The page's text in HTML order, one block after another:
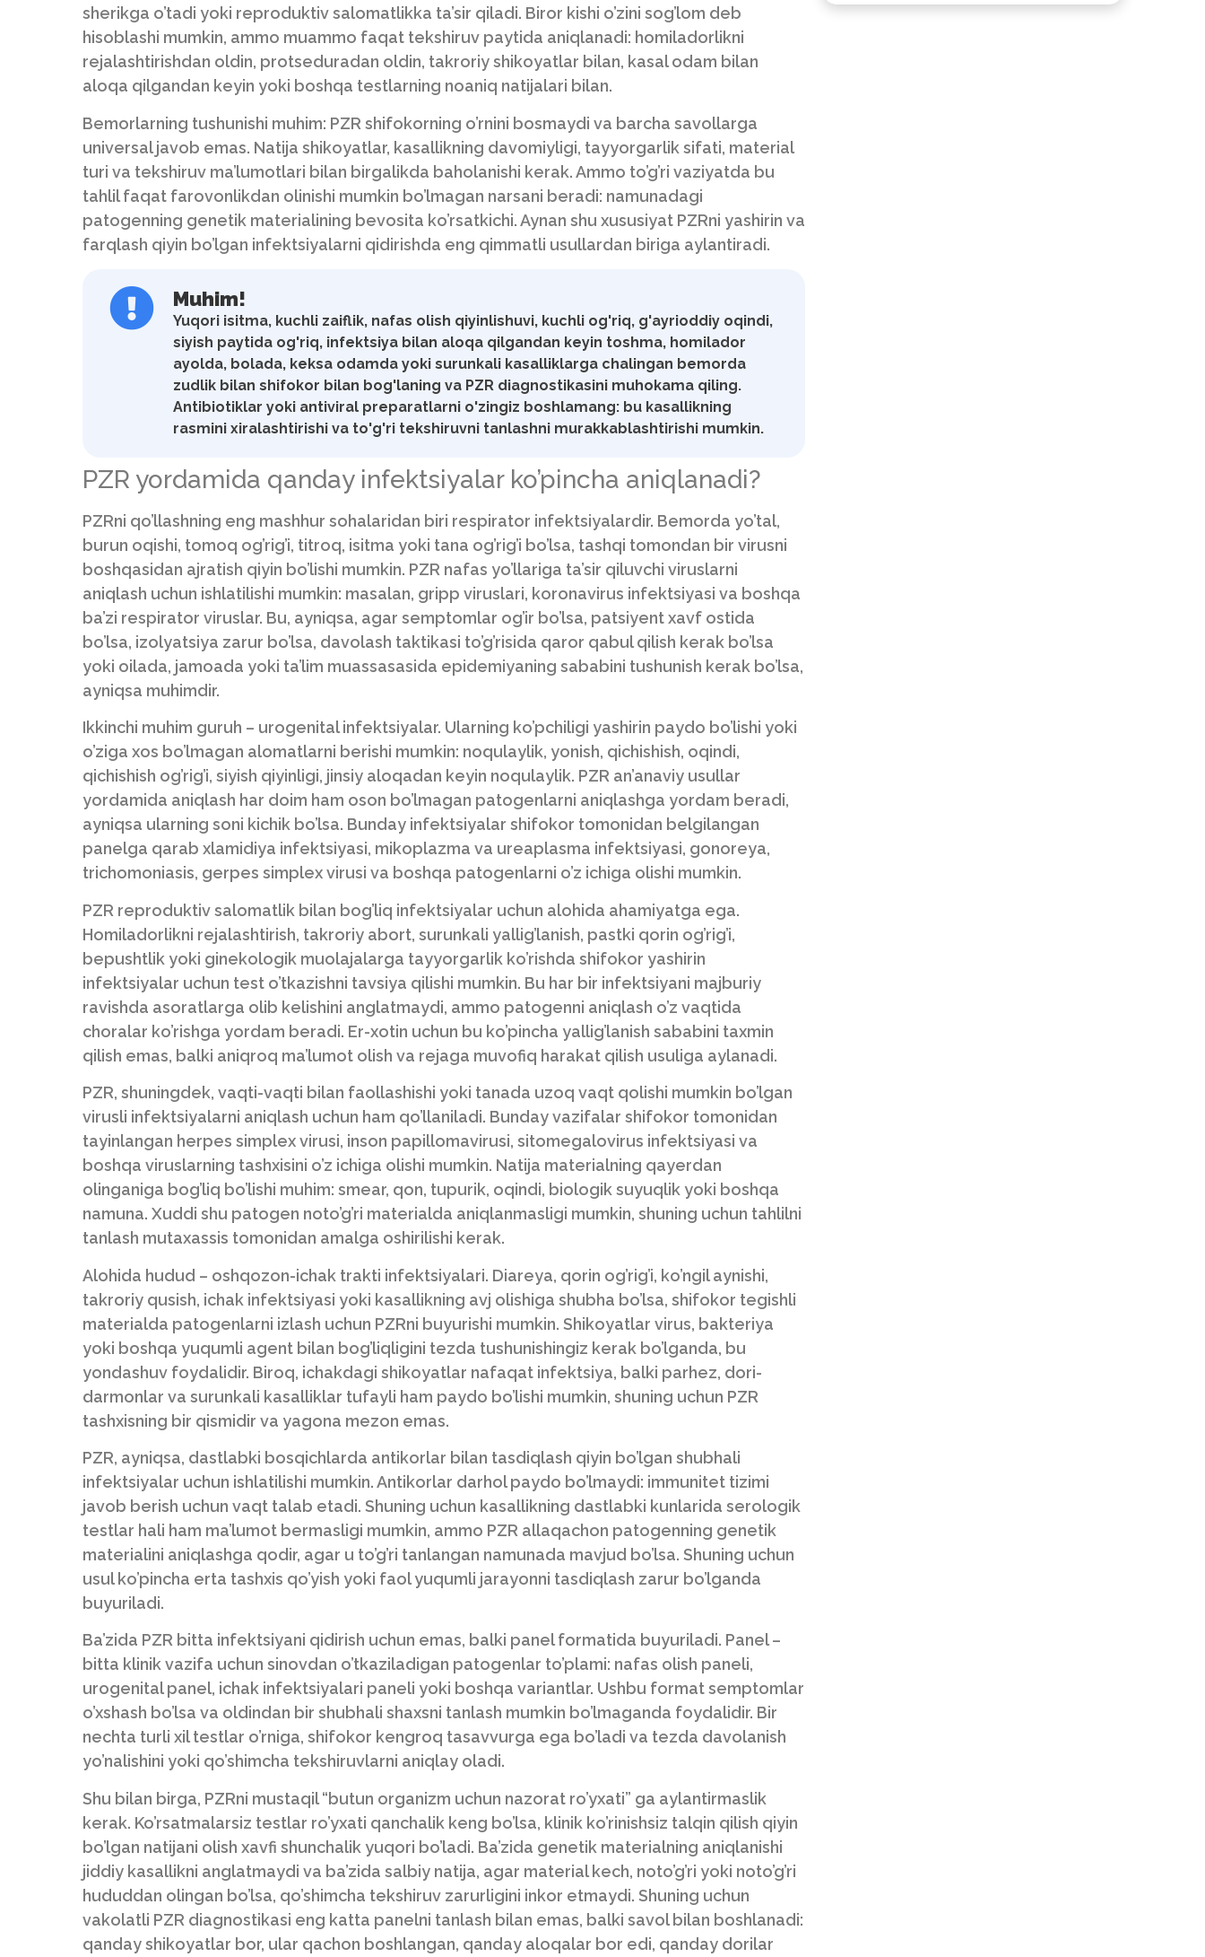
sherikga o’tadi yoki reproduktiv salomatlikka ta’sir qiladi. Biror kishi o’zini sog’lom deb
hisoblashi mumkin, ammo muammo faqat tekshiruv paytida aniqlanadi: homiladorlikni
rejalashtirishdan oldin, protseduradan oldin, takroriy shikoyatlar bilan, kasal odam bilan
aloqa qilgandan keyin yoki boshqa testlarning noaniq natijalari bilan.
Bemorlarning tushunishi muhim: PZR shifokorning o’rnini bosmaydi va barcha savollarga
universal javob emas. Natija shikoyatlar, kasallikning davomiyligi, tayyorgarlik sifati, material
turi va tekshiruv ma’lumotlari bilan birgalikda baholanishi kerak. Ammo to’g’ri vaziyatda bu
tahlil faqat farovonlikdan olinishi mumkin bo’lmagan narsani beradi: namunadagi
patogenning genetik materialining bevosita ko’rsatkichi. Aynan shu xususiyat PZRni yashirin va
farqlash qiyin bo’lgan infektsiyalarni qidirishda eng qimmatli usullardan biriga aylantiradi.
Muhim!
Yuqori isitma, kuchli zaiflik, nafas olish qiyinlishuvi, kuchli og'riq, g'ayrioddiy oqindi,
siyish paytida og'riq, infektsiya bilan aloqa qilgandan keyin toshma, homilador
ayolda, bolada, keksa odamda yoki surunkali kasalliklarga chalingan bemorda
zudlik bilan shifokor bilan bog'laning va PZR diagnostikasini muhokama qiling.
Antibiotiklar yoki antiviral preparatlarni o'zingiz boshlamang: bu kasallikning
rasmini xiralashtirishi va to'g'ri tekshiruvni tanlashni murakkablashtirishi mumkin.
PZR yordamida qanday infektsiyalar ko’pincha aniqlanadi?
PZRni qo’llashning eng mashhur sohalaridan biri respirator infektsiyalardir. Bemorda yo’tal,
burun oqishi, tomoq og’rig’i, titroq, isitma yoki tana og’rig’i bo’lsa, tashqi tomondan bir virusni
boshqasidan ajratish qiyin bo’lishi mumkin. PZR nafas yo’llariga ta’sir qiluvchi viruslarni
aniqlash uchun ishlatilishi mumkin: masalan, gripp viruslari, koronavirus infektsiyasi va boshqa
ba’zi respirator viruslar. Bu, ayniqsa, agar semptomlar og’ir bo’lsa, patsiyent xavf ostida
bo’lsa, izolyatsiya zarur bo’lsa, davolash taktikasi to’g’risida qaror qabul qilish kerak bo’lsa
yoki oilada, jamoada yoki ta’lim muassasasida epidemiyaning sababini tushunish kerak bo’lsa,
ayniqsa muhimdir.
Ikkinchi muhim guruh – urogenital infektsiyalar. Ularning ko’pchiligi yashirin paydo bo’lishi yoki
o’ziga xos bo’lmagan alomatlarni berishi mumkin: noqulaylik, yonish, qichishish, oqindi,
qichishish og’rig’i, siyish qiyinligi, jinsiy aloqadan keyin noqulaylik. PZR an’anaviy usullar
yordamida aniqlash har doim ham oson bo’lmagan patogenlarni aniqlashga yordam beradi,
ayniqsa ularning soni kichik bo’lsa. Bunday infektsiyalar shifokor tomonidan belgilangan
panelga qarab xlamidiya infektsiyasi, mikoplazma va ureaplasma infektsiyasi, gonoreya,
trichomoniasis, gerpes simplex virusi va boshqa patogenlarni o’z ichiga olishi mumkin.
PZR reproduktiv salomatlik bilan bog’liq infektsiyalar uchun alohida ahamiyatga ega.
Homiladorlikni rejalashtirish, takroriy abort, surunkali yallig’lanish, pastki qorin og’rig’i,
bepushtlik yoki ginekologik muolajalarga tayyorgarlik ko’rishda shifokor yashirin
infektsiyalar uchun test o’tkazishni tavsiya qilishi mumkin. Bu har bir infektsiyani majburiy
ravishda asoratlarga olib kelishini anglatmaydi, ammo patogenni aniqlash o’z vaqtida
choralar ko’rishga yordam beradi. Er-xotin uchun bu ko’pincha yallig’lanish sababini taxmin
qilish emas, balki aniqroq ma’lumot olish va rejaga muvofiq harakat qilish usuliga aylanadi.
PZR, shuningdek, vaqti-vaqti bilan faollashishi yoki tanada uzoq vaqt qolishi mumkin bo’lgan
virusli infektsiyalarni aniqlash uchun ham qo’llaniladi. Bunday vazifalar shifokor tomonidan
tayinlangan herpes simplex virusi, inson papillomavirusi, sitomegalovirus infektsiyasi va
boshqa viruslarning tashxisini o’z ichiga olishi mumkin. Natija materialning qayerdan
olinganiga bog’liq bo’lishi muhim: smear, qon, tupurik, oqindi, biologik suyuqlik yoki boshqa
namuna. Xuddi shu patogen noto’g’ri materialda aniqlanmasligi mumkin, shuning uchun tahlilni
tanlash mutaxassis tomonidan amalga oshirilishi kerak.
Alohida hudud – oshqozon-ichak trakti infektsiyalari. Diareya, qorin og’rig’i, ko’ngil aynishi,
takroriy qusish, ichak infektsiyasi yoki kasallikning avj olishiga shubha bo’lsa, shifokor tegishli
materialda patogenlarni izlash uchun PZRni buyurishi mumkin. Shikoyatlar virus, bakteriya
yoki boshqa yuqumli agent bilan bog’liqligini tezda tushunishingiz kerak bo’lganda, bu
yondashuv foydalidir. Biroq, ichakdagi shikoyatlar nafaqat infektsiya, balki parhez, dori-
darmonlar va surunkali kasalliklar tufayli ham paydo bo’lishi mumkin, shuning uchun PZR
tashxisning bir qismidir va yagona mezon emas.
PZR, ayniqsa, dastlabki bosqichlarda antikorlar bilan tasdiqlash qiyin bo’lgan shubhali
infektsiyalar uchun ishlatilishi mumkin. Antikorlar darhol paydo bo’lmaydi: immunitet tizimi
javob berish uchun vaqt talab etadi. Shuning uchun kasallikning dastlabki kunlarida serologik
testlar hali ham ma’lumot bermasligi mumkin, ammo PZR allaqachon patogenning genetik
materialini aniqlashga qodir, agar u to’g’ri tanlangan namunada mavjud bo’lsa. Shuning uchun
usul ko’pincha erta tashxis qo’yish yoki faol yuqumli jarayonni tasdiqlash zarur bo’lganda
buyuriladi.
Ba’zida PZR bitta infektsiyani qidirish uchun emas, balki panel formatida buyuriladi. Panel –
bitta klinik vazifa uchun sinovdan o’tkaziladigan patogenlar to’plami: nafas olish paneli,
urogenital panel, ichak infektsiyalari paneli yoki boshqa variantlar. Ushbu format semptomlar
o’xshash bo’lsa va oldindan bir shubhali shaxsni tanlash mumkin bo’lmaganda foydalidir. Bir
nechta turli xil testlar o’rniga, shifokor kengroq tasavvurga ega bo’ladi va tezda davolanish
yo’nalishini yoki qo’shimcha tekshiruvlarni aniqlay oladi.
Shu bilan birga, PZRni mustaqil “butun organizm uchun nazorat ro’yxati” ga aylantirmaslik
kerak. Ko’rsatmalarsiz testlar ro’yxati qanchalik keng bo’lsa, klinik ko’rinishsiz talqin qilish qiyin
bo’lgan natijani olish xavfi shunchalik yuqori bo’ladi. Ba’zida genetik materialning aniqlanishi
jiddiy kasallikni anglatmaydi va ba’zida salbiy natija, agar material kech, noto’g’ri yoki noto’g’ri
hududdan olingan bo’lsa, qo’shimcha tekshiruv zarurligini inkor etmaydi. Shuning uchun
vakolatli PZR diagnostikasi eng katta panelni tanlash bilan emas, balki savol bilan boshlanadi:
qanday shikoyatlar bor, ular qachon boshlangan, qanday aloqalar bor edi, qanday dorilar